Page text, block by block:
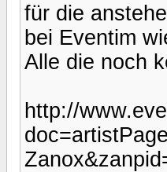
für die
bei Eventim
Alle die noch
http://